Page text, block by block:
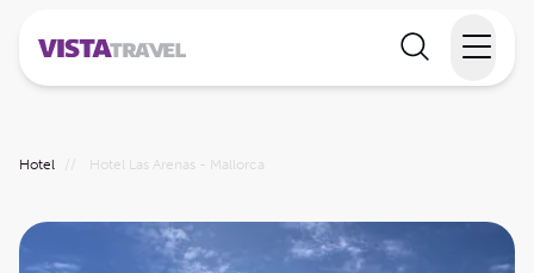
Temareiser
Hotel // Hotel Las Arenas - Mallorca